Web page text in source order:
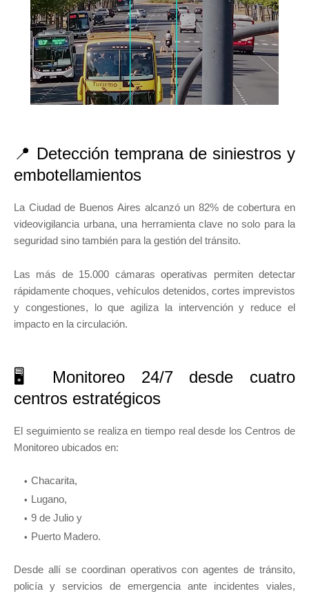
📍 Detección temprana de siniestros y
embotellamientos
La Ciudad de Buenos Aires alcanzó un 82% de cobertura en
videovigilancia urbana, una herramienta clave no solo para la
seguridad sino también para la gestión del tránsito.
Las más de 15.000 cámaras operativas permiten detectar
rápidamente choques, vehículos detenidos, cortes imprevistos
y congestiones, lo que agiliza la intervención y reduce el
impacto en la circulación.
🖥️ Monitoreo 24/7 desde cuatro
centros estratégicos
El seguimiento se realiza en tiempo real desde los Centros de
Monitoreo ubicados en:
Chacarita,
Lugano,
9 de Julio y
Puerto Madero.
Desde allí se coordinan operativos con agentes de tránsito,
policía y servicios de emergencia ante incidentes viales,